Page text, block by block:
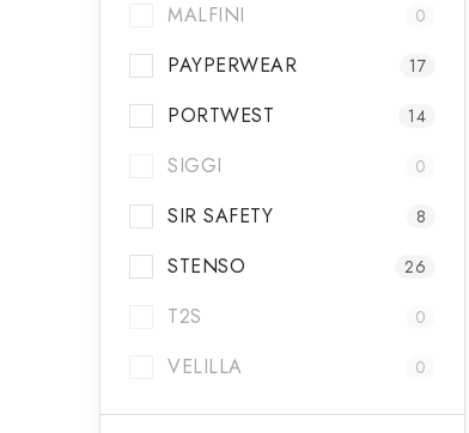
MALFINI 0
PAYPERWEAR 17
PORTWEST 14
SIGGI 0
SIR SAFETY 8
STENSO 26
T2S 0
VELILLA 0